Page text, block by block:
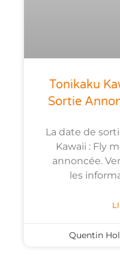
Tonikaku
Sortie
La date de
Kawaii : Fly
annoncée.
les
Quentin